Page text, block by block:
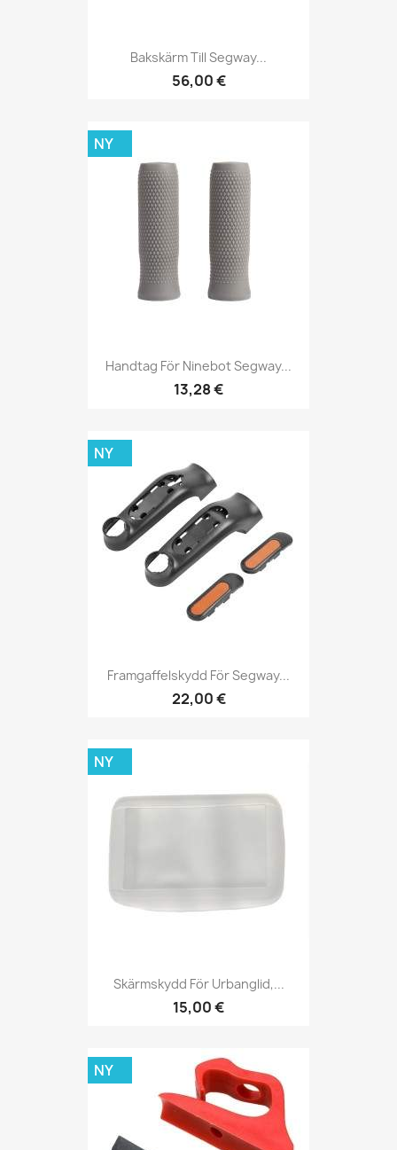
Bakskärm Till Segway...
56,00 €
Handtag För Ninebot Segway...
13,28 €
NY
Framgaffelskydd För Segway...
22,00 €
NY
Skärmskydd För Urbanglid,...
15,00 €
NY
NY